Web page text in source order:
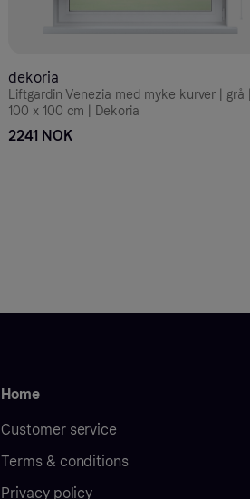
dekoria
Liftgardin Venezia med myke kurver | grå |
100 x 100 cm | Dekoria
2241 NOK
Home
Customer service
Terms & conditions
Privacy policy